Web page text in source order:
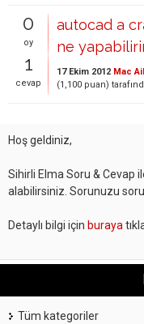
0
oy
1
cevap
autocad a
ne
17 Ekim 2012 Mac
(1,100 puan)
Hoş geldiniz,
Sihirli Elma Soru & Cevap
alabilirsiniz. Sorunuzu
Detaylı bilgi için buraya
Tüm kategoriler